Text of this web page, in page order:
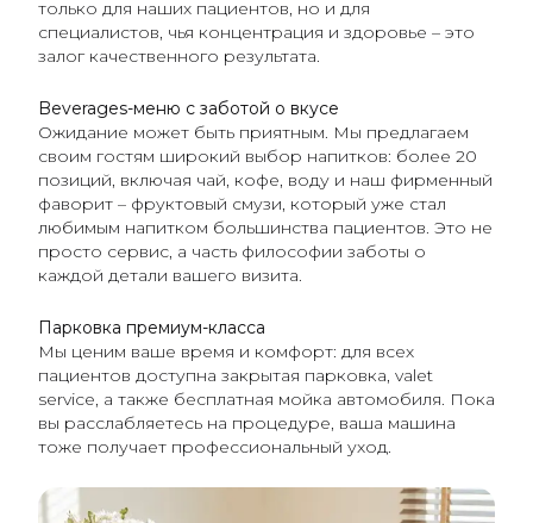
только для наших пациентов, но и для
специалистов, чья концентрация и здоровье – это
залог качественного результата.
Beverages-меню с заботой о вкусе
Ожидание может быть приятным. Мы предлагаем
своим гостям широкий выбор напитков: более 20
позиций, включая чай, кофе, воду и наш фирменный
фаворит – фруктовый смузи, который уже стал
любимым напитком большинства пациентов. Это не
просто сервис, а часть философии заботы о
каждой детали вашего визита.
Парковка премиум-класса
Мы ценим ваше время и комфорт: для всех
пациентов доступна закрытая парковка, valet
service, а также бесплатная мойка автомобиля. Пока
вы расслабляетесь на процедуре, ваша машина
тоже получает профессиональный уход.